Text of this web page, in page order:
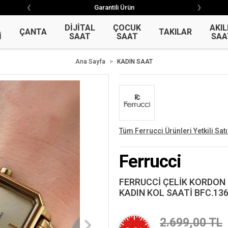
Garantili Ürün
‹ ›
ÇANTA
DİJİTAL
SAAT
ÇOCUK
SAAT
TAKILAR
Garantili Ürün
‹ ›
Ana Sayfa KADIN SAAT
Tüm Ferrucci Ürünleri Yetkili
Ferrucci
FERRUCCİ ÇELİK
KADIN KOL SAATİ
2.699,00 TL